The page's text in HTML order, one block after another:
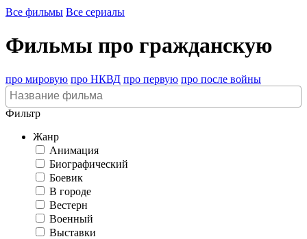
Все фильмы Все сериалы
Фильмы про гражданскую
про мировую про НКВД про первую про после войны
Фильтр
Жанр
Анимация
Биографический
Боевик
В городе
Вестерн
Военный
Выставки